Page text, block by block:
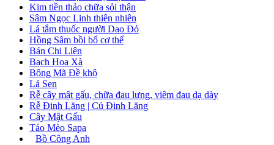
Kim tiền thảo chữa sỏi thận
Sâm Ngọc Linh thiên nhiên
Lá tắm thuốc người Dao Đỏ
Hồng Sâm bồi bổ cơ thể
Bán Chi Liên
Bạch Hoa Xà
Bông Mã Đề khô
Lá Sen
Rễ cây mật gấu, chữa đau lưng, viêm đau dạ dày
Rễ Đinh Lăng | Củ Đinh Lăng
Cây Mật Gấu
Táo Mèo Sapa
Bồ Công Anh